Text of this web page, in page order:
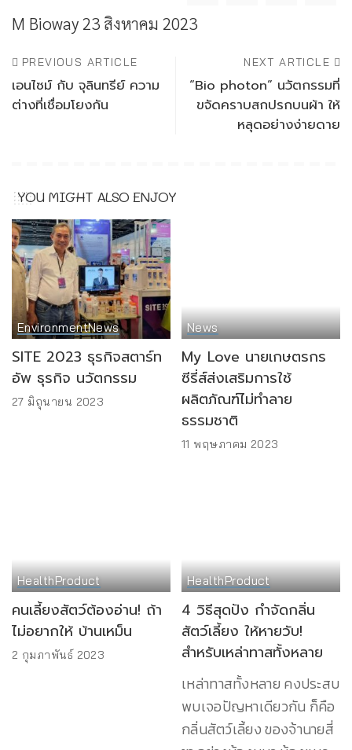
M Bioway23 สิงหาคม 2023
PREVIOUS ARTICLE
เอนไซม์ กับ จุลินทรีย์ ความ
ต่างที่เชื่อมโยงกัน
NEXT ARTICLE
“Bio photon” นวัตกรรมที่
ขจัดคราบสกปรกบนผ้า ให้
หลุดอย่างง่ายดาย
YOU MIGHT ALSO ENJOY
EnvironmentNews
SITE 2023 ธุรกิจสตาร์ท
อัพ ธุรกิจ นวัตกรรม
27 มิถุนายน 2023
News
My Love นายเกษตรกร
ซีรี่ส์ส่งเสริมการใช้
ผลิตภัณฑ์ไม่ทำลาย
ธรรมชาติ
11 พฤษภาคม 2023
HealthProduct
คนเลี้ยงสัตว์ต้องอ่าน! ถ้า
ไม่อยากให้ บ้านเหม็น
2 กุมภาพันธ์ 2023
HealthProduct
4 วิธีสุดปัง กำจัดกลิ่น
สัตว์เลี้ยง ให้หายวับ!
สำหรับเหล่าทาสทั้งหลาย
เหล่าทาสทั้งหลาย คงประสบ
พบเจอปัญหาเดียวกัน ก็คือ
กลิ่นสัตว์เลี้ยง ของจ้านายสี่